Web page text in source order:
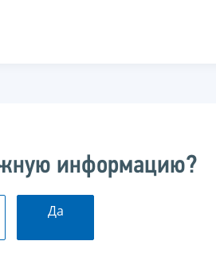
информацию?
Да